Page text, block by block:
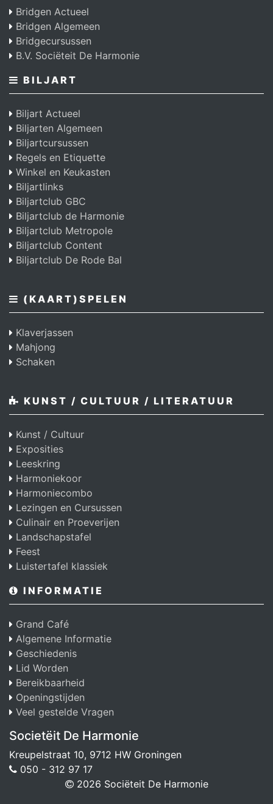
Bridgen Actueel
Bridgen Algemeen
Bridgecursussen
B.V. Sociëteit De Harmonie
BILJART
Biljart Actueel
Biljarten Algemeen
Biljartcursussen
Regels en Etiquette
Winkel en Keukasten
Biljartlinks
Biljartclub GBC
Biljartclub de Harmonie
Biljartclub Metropole
Biljartclub Content
Biljartclub De Rode Bal
(KAART)SPELEN
Klaverjassen
Mahjong
Schaken
KUNST / CULTUUR / LITERATUUR
Kunst / Cultuur
Exposities
Leeskring
Harmoniekoor
Harmoniecombo
Lezingen en Cursussen
Culinair en Proeverijen
Landschapstafel
Feest
Luistertafel klassiek
INFORMATIE
Grand Café
Algemene Informatie
Geschiedenis
Lid Worden
Bereikbaarheid
Openingstijden
Veel gestelde Vragen
Societëit De Harmonie
Kreupelstraat 10, 9712 HW Groningen
050 - 312 97 17
2026 Sociëteit De Harmonie